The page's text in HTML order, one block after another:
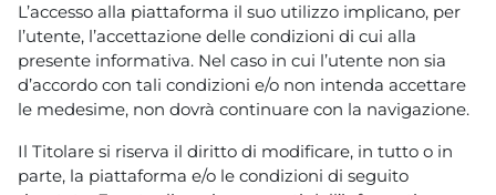
L’accesso alla piattaforma il suo utilizzo implicano, per
l’utente, l’accettazione delle condizioni di cui alla
presente informativa. Nel caso in cui l’utente non sia
d’accordo con tali condizioni e/o non intenda accettare
le medesime, non dovrà continuare con la navigazione.
Il Titolare si riserva il diritto di modificare, in tutto o in
parte, la piattaforma e/o le condizioni di seguito